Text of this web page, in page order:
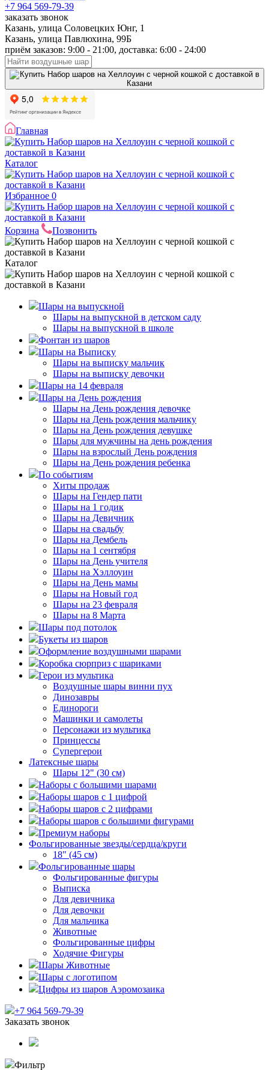
+7 964 569-79-39
заказать звонок
Казань, улица Соловецких Юнг, 1
Казань, улица Павлюхина, 99Б
приём заказов: 9:00 - 21:00, доставка: 6:00 - 24:00
Главная
Каталог
Избранное 0
Корзина Позвонить
Каталог
Шары на выпускной
Шары на выпускной в детском саду
Шары на выпускной в школе
Фонтан из шаров
Шары на Выписку
Шары на выписку мальчик
Шары на выписку девочки
Шары на 14 февраля
Шары на День рождения
Шары на День рождения девочке
Шары на День рождения мальчику
Шары на День рождения девушке
Шары для мужчины на день рождения
Шары на взрослый День рождения
Шары на День рождения ребенка
По событиям
Хиты продаж
Шары на Гендер пати
Шары на 1 годик
Шары на Девичник
Шары на свадьбу
Шары на Дембель
Шары на 1 сентября
Шары на День учителя
Шары на Хэллоуин
Шары на День мамы
Шары на Новый год
Шары на 23 февраля
Шары на 8 Марта
Шары под потолок
Букеты из шаров
Оформление воздушными шарами
Коробка сюрприз с шариками
Герои из мультика
Воздушные шары винни пух
Динозавры
Единороги
Машинки и самолеты
Персонажи из мультика
Принцессы
Супергерои
Латексные шары
Шары 12" (30 см)
Наборы с большими шарами
Наборы шаров с 1 цифрой
Наборы шаров с 2 цифрами
Наборы шаров с большими фигурами
Премиум наборы
Фольгированные звезды/сердца/круги
18" (45 см)
Фольгированные шары
Фольгированные фигуры
Выписка
Для девичника
Для девочки
Для мальчика
Животные
Фольгированные цифры
Ходячие Фигуры
Шары Животные
Шары с логотипом
Цифры из шаров Аэромозаика
+7 964 569-79-39
Заказать звонок
Фильтр